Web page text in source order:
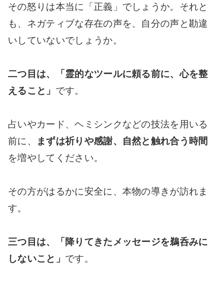
その怒りは本当に「正義」でしょうか。それと
も、ネガティブな存在の声を、自分の声と勘違
いしていないでしょうか。
二つ目は、「霊的なツールに頼る前に、心を整
えること」 です。
占いやカード、ヘミシンクなどの技法を用いる
前に、
まずは祈りや感謝、自然と触れ合う時間
を増やしてください。
その方がはるかに安全に、本物の導きが訪れま
す。
三つ目は、「降りてきたメッセージを鵜呑みに
しないこと」 です。